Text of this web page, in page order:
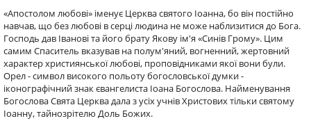
«Апостолом любові» іменує Церква святого Іоанна, бо він постійно
навчав, що без любові в серці людина не може наблизитися до Бога.
Господь дав Іванові та його брату Якову ім'я «Синів Грому». Цим
самим Спаситель вказував на полум'яний, вогненний, жертовний
характер християнської любові, проповідниками якої вони були.
Орел - символ високого польоту богословської думки -
іконографічний знак євангелиста Іоана Богослова. Найменування
Богослова Свята Церква дала з усіх учнів Христових тільки святому
Іоанну, тайнозрітелю Доль Божих.